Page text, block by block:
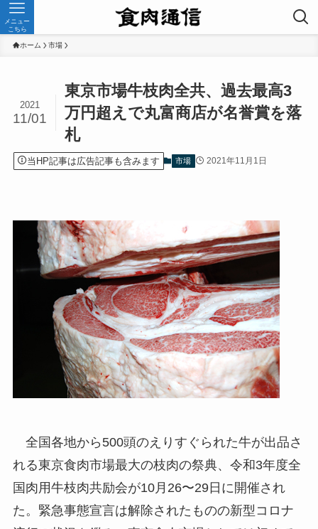
メニュー
こちら
ホーム 市場
東京市場牛枝肉全共、過去最高3
万円超えで丸富商店が名誉賞を落
札
2021
11/01
当HP記事は広告記事も含みます 市場 2021年11月1日
全国各地から500頭のえりすぐられた牛が出品さ
れる東京食肉市場最大の枝肉の祭典、令和3年度全
国肉用牛枝肉共励会が10月26〜29日に開催され
た。緊急事態宣言は解除されたものの新型コロナ